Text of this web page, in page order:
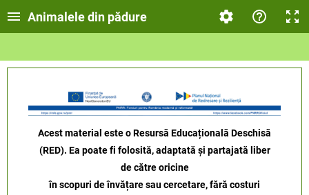
Animalele din pădure
Acest material este o Resursă Educațională Deschisă
(RED). Ea poate fi folosită, adaptată și partajată liber
de către oricine
în scopuri de învățare sau cercetare, fără costuri